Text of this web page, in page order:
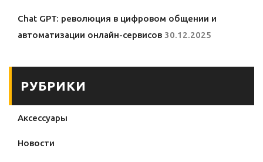
Chat GPT: революция в цифровом общении и
автоматизации онлайн-сервисов 30.12.2025
РУБРИКИ
Аксессуары
Новости